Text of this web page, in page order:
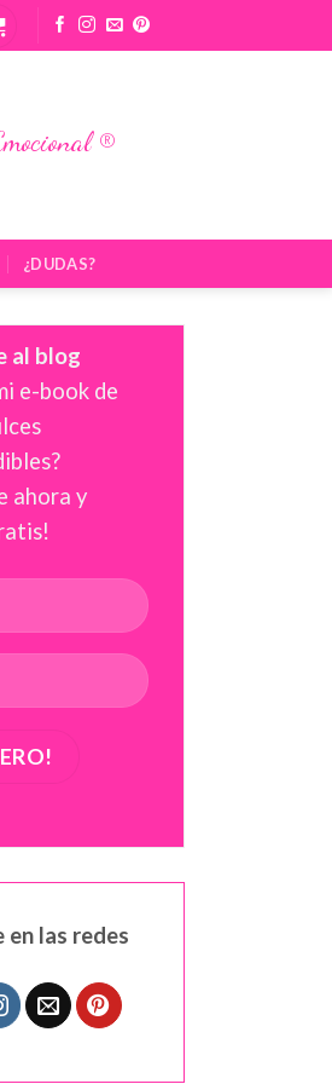
®
¿DUDAS?
al blog
e-book de
ahora y
en las redes